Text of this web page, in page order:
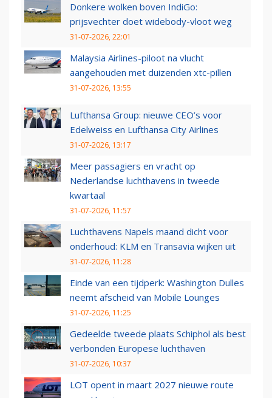
Donkere wolken boven IndiGo:
prijsvechter doet widebody-vloot weg
31-07-2026, 22:01
Malaysia Airlines-piloot na vlucht
aangehouden met duizenden xtc-pillen
31-07-2026, 13:55
Lufthansa Group: nieuwe CEO’s voor
Edelweiss en Lufthansa City Airlines
31-07-2026, 13:17
Meer passagiers en vracht op
Nederlandse luchthavens in tweede
kwartaal
31-07-2026, 11:57
Luchthavens Napels maand dicht voor
onderhoud: KLM en Transavia wijken uit
31-07-2026, 11:28
Einde van een tijdperk: Washington Dulles
neemt afscheid van Mobile Lounges
31-07-2026, 11:25
Gedeelde tweede plaats Schiphol als best
verbonden Europese luchthaven
31-07-2026, 10:37
LOT opent in maart 2027 nieuwe route